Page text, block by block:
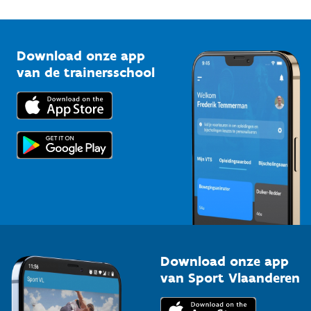
Bedrijven
Trainers en begeleiders
Topsporters
Vlaamse Trainersschool
Kennisplatform
Downloads
Voor de pers
Download onze app
van de trainersschool
Download onze app
van Sport Vlaanderen